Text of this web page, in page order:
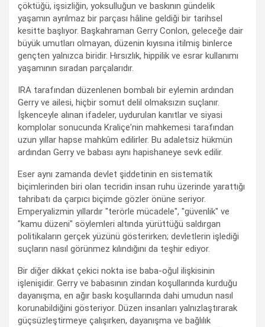
çöktüğü, işsizliğin, yoksulluğun ve baskının gündelik
yaşamın ayrılmaz bir parçası hâline geldiği bir tarihsel
kesitte başlıyor. Başkahraman Gerry Conlon, geleceğe dair
büyük umutları olmayan, düzenin kıyısına itilmiş binlerce
gençten yalnızca biridir. Hırsızlık, hippilik ve esrar kullanımı
yaşamının sıradan parçalarıdır.
IRA tarafından düzenlenen bombalı bir eylemin ardından
Gerry ve ailesi, hiçbir somut delil olmaksızın suçlanır.
İşkenceyle alınan ifadeler, uydurulan kanıtlar ve siyasi
komplolar sonucunda Kraliçe'nin mahkemesi tarafından
uzun yıllar hapse mahkûm edilirler. Bu adaletsiz hükmün
ardından Gerry ve babası aynı hapishaneye sevk edilir.
Eser aynı zamanda devlet şiddetinin en sistematik
biçimlerinden biri olan tecridin insan ruhu üzerinde yarattığı
tahribatı da çarpıcı biçimde gözler önüne seriyor.
Emperyalizmin yıllardır "terörle mücadele", "güvenlik" ve
"kamu düzeni" söylemleri altında yürüttüğü saldırgan
politikaların gerçek yüzünü gösterirken; devletlerin işlediği
suçların nasıl görünmez kılındığını da teşhir ediyor.
Bir diğer dikkat çekici nokta ise baba-oğul ilişkisinin
işlenişidir. Gerry ve babasının zindan koşullarında kurduğu
dayanışma, en ağır baskı koşullarında dahi umudun nasıl
korunabildiğini gösteriyor. Düzen insanları yalnızlaştırarak
güçsüzleştirmeye çalışırken, dayanışma ve bağlılık